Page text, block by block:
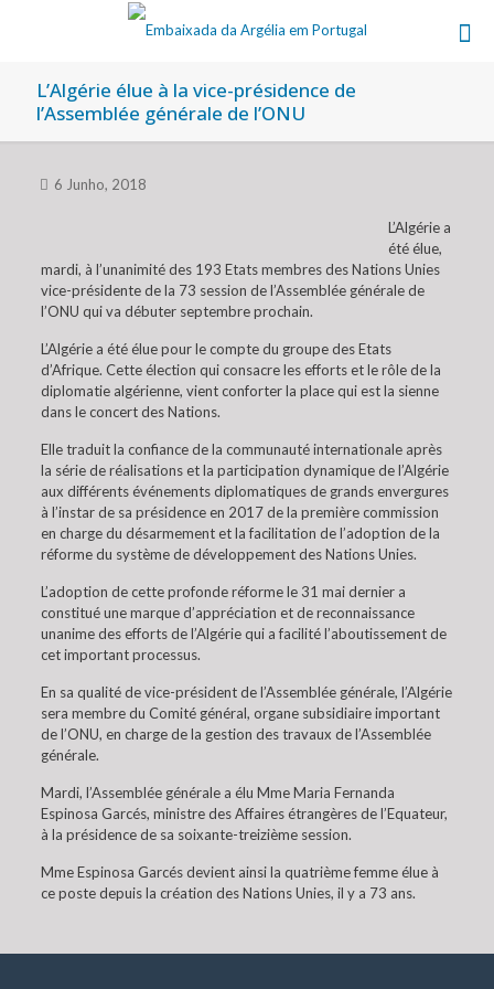
L’Algérie élue à la vice-présidence de
l’Assemblée générale de l’ONU
6 Junho, 2018
L’Algérie a
été élue,
mardi, à l’unanimité des 193 Etats membres des Nations Unies
vice-présidente de la 73 session de l’Assemblée générale de
l’ONU qui va débuter septembre prochain.
L’Algérie a été élue pour le compte du groupe des Etats
d’Afrique. Cette élection qui consacre les efforts et le rôle de la
diplomatie algérienne, vient conforter la place qui est la sienne
dans le concert des Nations.
Elle traduit la confiance de la communauté internationale après
la série de réalisations et la participation dynamique de l’Algérie
aux différents événements diplomatiques de grands envergures
à l’instar de sa présidence en 2017 de la première commission
en charge du désarmement et la facilitation de l’adoption de la
réforme du système de développement des Nations Unies.
L’adoption de cette profonde réforme le 31 mai dernier a
constitué une marque d’appréciation et de reconnaissance
unanime des efforts de l’Algérie qui a facilité l’aboutissement de
cet important processus.
En sa qualité de vice-président de l’Assemblée générale, l’Algérie
sera membre du Comité général, organe subsidiaire important
de l’ONU, en charge de la gestion des travaux de l’Assemblée
générale.
Mardi, l’Assemblée générale a élu Mme Maria Fernanda
Espinosa Garcés, ministre des Affaires étrangères de l’Equateur,
à la présidence de sa soixante-treizième session.
Mme Espinosa Garcés devient ainsi la quatrième femme élue à
ce poste depuis la création des Nations Unies, il y a 73 ans.